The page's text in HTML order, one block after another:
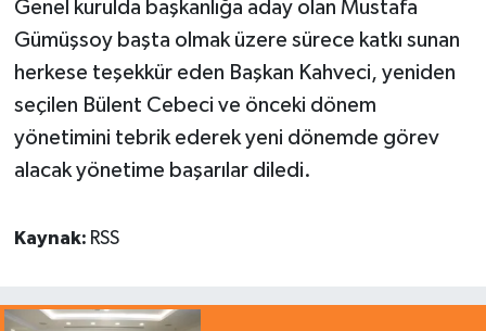
Genel kurulda başkanlığa aday olan Mustafa
Gümüşsoy başta olmak üzere sürece katkı sunan
herkese teşekkür eden Başkan Kahveci, yeniden
seçilen Bülent Cebeci ve önceki dönem
yönetimini tebrik ederek yeni dönemde görev
alacak yönetime başarılar diledi.
Kaynak: RSS